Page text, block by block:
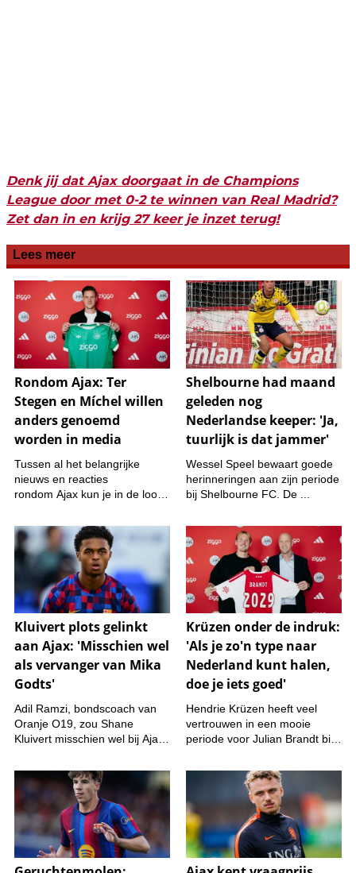
Denk jij dat Ajax doorgaat in de Champions
League door met 0-2 te winnen van Real Madrid?
Zet dan in en krijg 27 keer je inzet terug!